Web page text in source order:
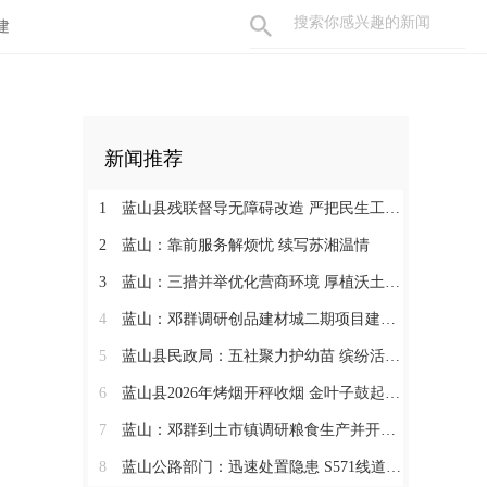
新闻推荐
1 蓝山县残联督导无障碍改造 严把民生工程质量
2 蓝山：靠前服务解烦忧 续写苏湘温情
3 蓝山：三措并举优化营商环境 厚植沃土汇聚发展动能
4 蓝山：邓群调研创品建材城二期项目建设情况
5 蓝山县民政局：五社聚力护幼苗 缤纷活动暖暑期
6 蓝山县2026年烤烟开秤收烟 金叶子鼓起烟农钱袋子
7 蓝山：邓群到土市镇调研粮食生产并开展联村解忧“四个一批”工作
8 蓝山公路部门：迅速处置隐患 S571线道路抢修有序推进